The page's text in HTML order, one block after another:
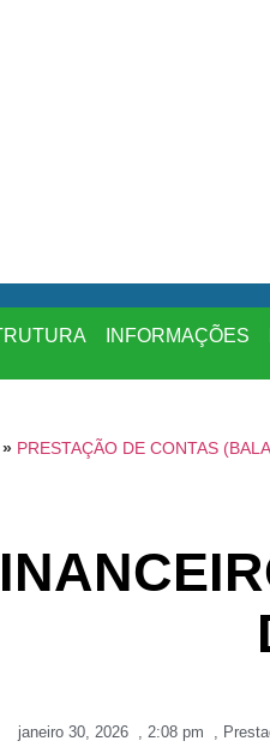
INFORMAÇÕES
» PRESTAÇÃO DE CONTAS
janeiro 30, 2026 2:08 pm